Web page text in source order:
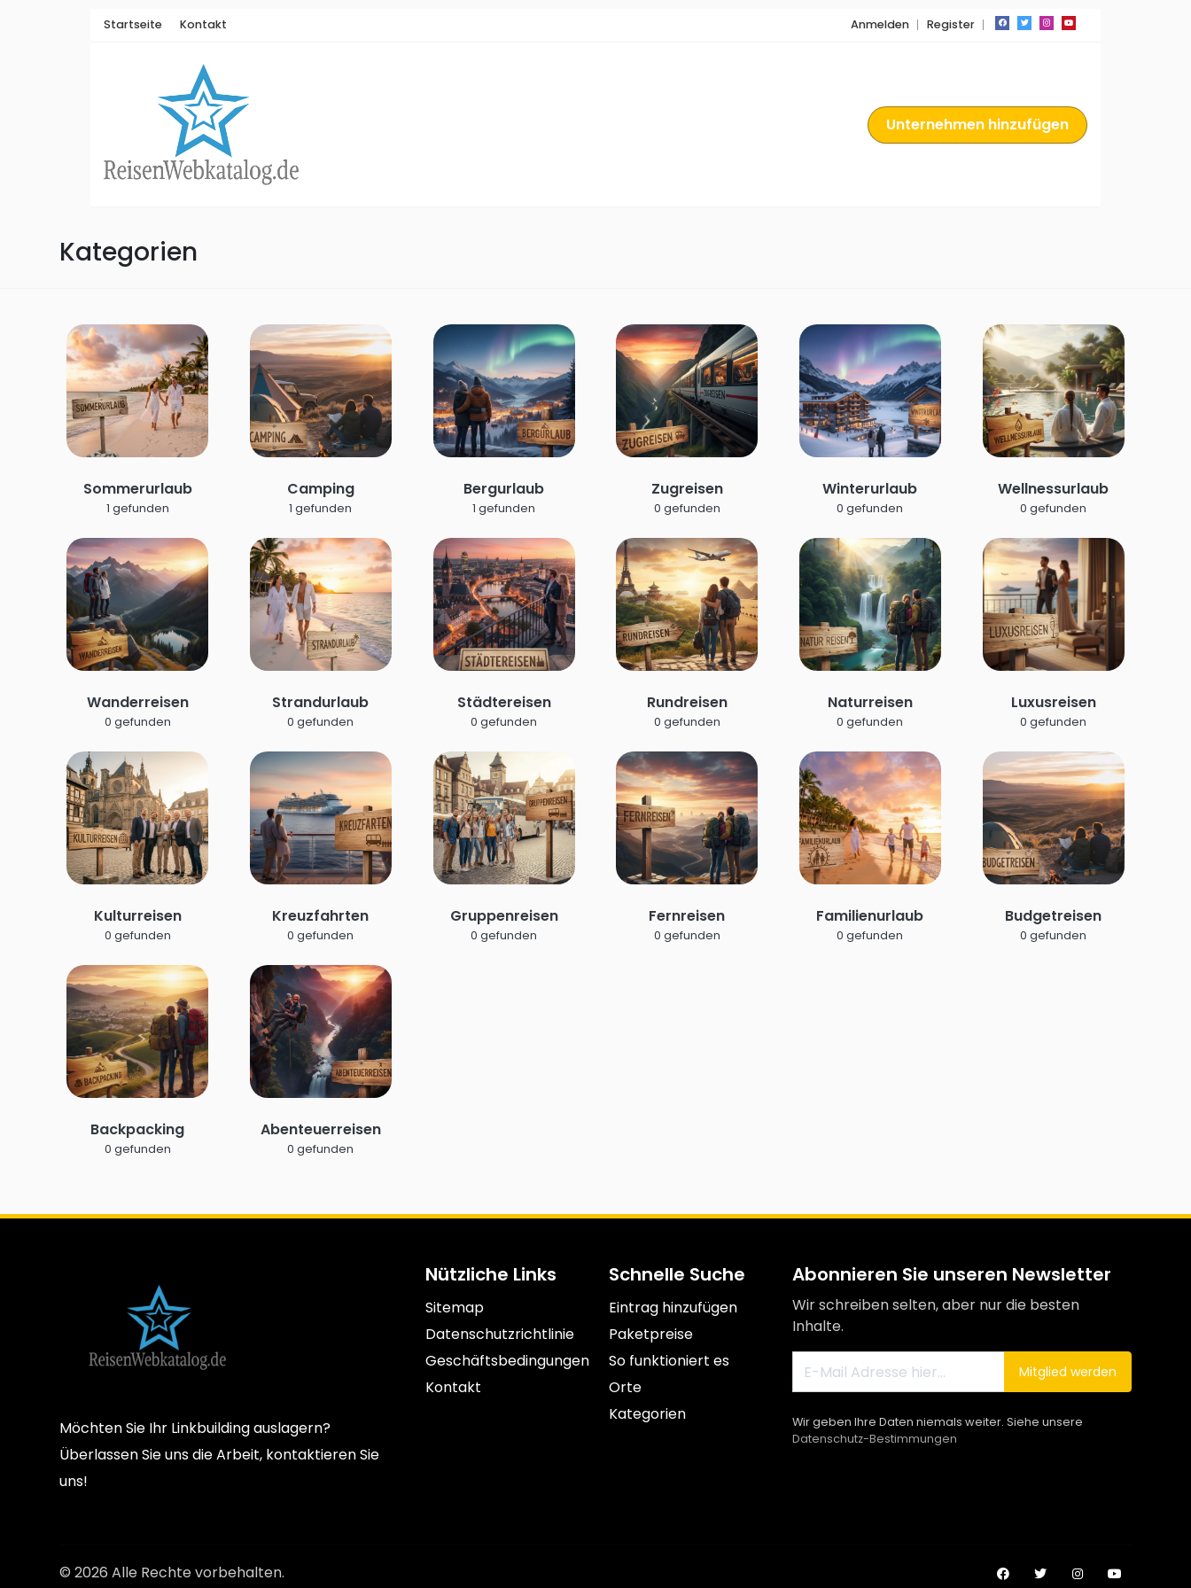
Startseite Kontakt Anmelden Register
Unternehmen hinzufügen
Kategorien
Sommerurlaub
1 gefunden
Camping
1 gefunden
Bergurlaub
1 gefunden
Zugreisen
0 gefunden
Winterurlaub
0 gefunden
Wellnessurlaub
0 gefunden
Wanderreisen
0 gefunden
Strandurlaub
0 gefunden
Städtereisen
0 gefunden
Rundreisen
0 gefunden
Naturreisen
0 gefunden
Luxusreisen
0 gefunden
Kulturreisen
0 gefunden
Kreuzfahrten
0 gefunden
Gruppenreisen
0 gefunden
Fernreisen
0 gefunden
Familienurlaub
0 gefunden
Budgetreisen
0 gefunden
Backpacking
0 gefunden
Abenteuerreisen
0 gefunden
Möchten Sie Ihr Linkbuilding auslagern?
Überlassen Sie uns die Arbeit, kontaktieren Sie
uns!
Nützliche Links
Sitemap
Datenschutzrichtlinie
Geschäftsbedingungen
Kontakt
Schnelle Suche
Eintrag hinzufügen
Paketpreise
So funktioniert es
Orte
Kategorien
Abonnieren Sie unseren Newsletter
Wir schreiben selten, aber nur die besten
Inhalte.
Mitglied werden
Wir geben Ihre Daten niemals weiter. Siehe unsere
Datenschutz-Bestimmungen
© 2026 Alle Rechte vorbehalten.